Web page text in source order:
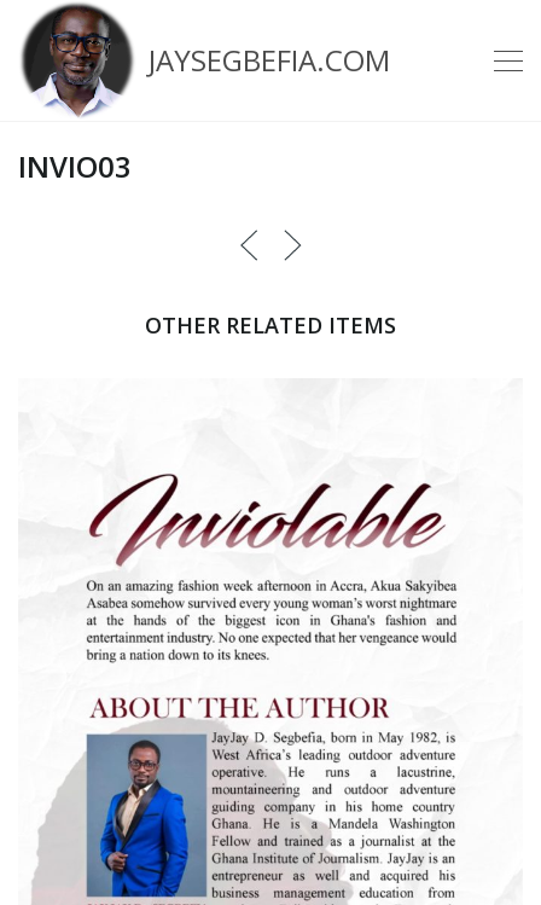
JAYSEGBEFIA.COM
INVIO03
OTHER RELATED ITEMS
INVIO02